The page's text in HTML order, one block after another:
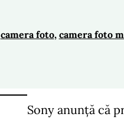
camera foto, camera foto
Sony anunță că